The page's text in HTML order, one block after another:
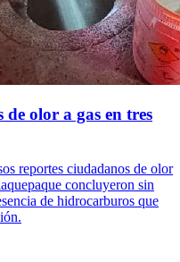
de olor a gas en tres
reportes ciudadanos de olor
concluyeron sin
de hidrocarburos que